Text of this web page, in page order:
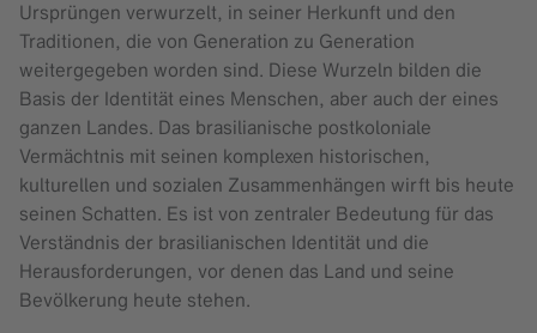
Ursprüngen verwurzelt, in seiner Herkunft und den
Traditionen, die von Generation zu Generation
weitergegeben worden sind. Diese Wurzeln bilden die
Basis der Identität eines Menschen, aber auch der eines
ganzen Landes. Das brasilianische postkoloniale
Vermächtnis mit seinen komplexen historischen,
kulturellen und sozialen Zusammenhängen wirft bis heute
seinen Schatten. Es ist von zentraler Bedeutung für das
Verständnis der brasilianischen Identität und die
Herausforderungen, vor denen das Land und seine
Bevölkerung heute stehen.